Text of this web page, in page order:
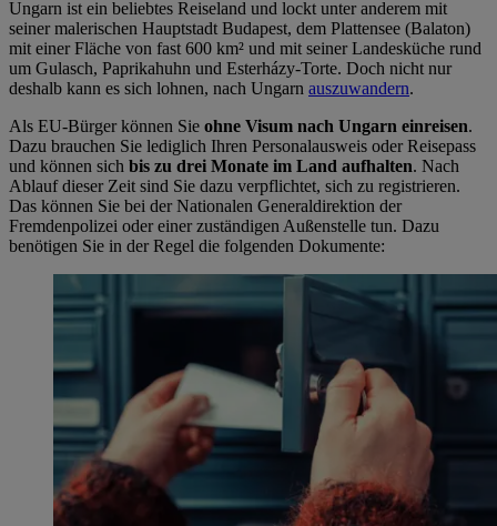
Ungarn ist ein beliebtes Reiseland und lockt unter anderem mit
seiner malerischen Hauptstadt Budapest, dem Plattensee (Balaton)
mit einer Fläche von fast 600 km² und mit seiner Landesküche rund
um Gulasch, Paprikahuhn und Esterházy-Torte. Doch nicht nur
deshalb kann es sich lohnen, nach Ungarn auszuwandern.
Als EU-Bürger können Sie ohne Visum nach Ungarn einreisen.
Dazu brauchen Sie lediglich Ihren Personalausweis oder Reisepass
und können sich bis zu drei Monate im Land aufhalten. Nach
Ablauf dieser Zeit sind Sie dazu verpflichtet, sich zu registrieren.
Das können Sie bei der Nationalen Generaldirektion der
Fremdenpolizei oder einer zuständigen Außenstelle tun. Dazu
benötigen Sie in der Regel die folgenden Dokumente: